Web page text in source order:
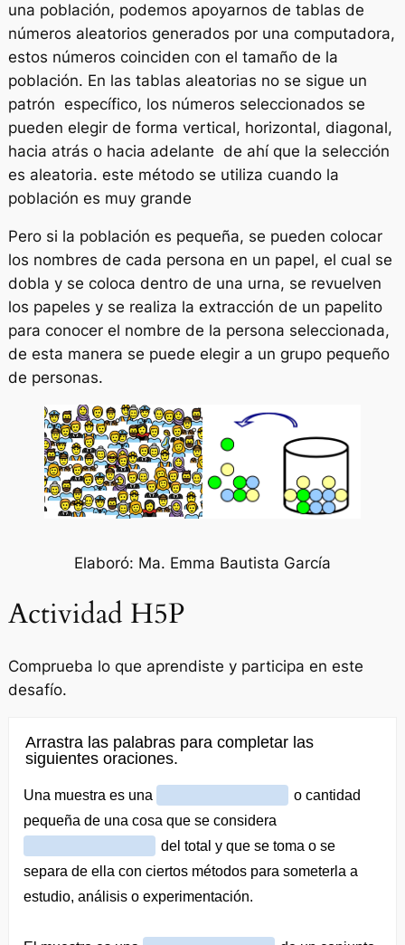
una población, podemos apoyarnos de tablas de
números aleatorios generados por una computadora,
estos números coinciden con el tamaño de la
población. En las tablas aleatorias no se sigue un
patrón específico, los números seleccionados se
pueden elegir de forma vertical, horizontal, diagonal,
hacia atrás o hacia adelante de ahí que la selección
es aleatoria. este método se utiliza cuando la
población es muy grande
Pero si la población es pequeña, se pueden colocar
los nombres de cada persona en un papel, el cual se
dobla y se coloca dentro de una urna, se revuelven
los papeles y se realiza la extracción de un papelito
para conocer el nombre de la persona seleccionada,
de esta manera se puede elegir a un grupo pequeño
de personas.
Elaboró: Ma. Emma Bautista García
Actividad H5P
Comprueba lo que aprendiste y participa en este
desafío.